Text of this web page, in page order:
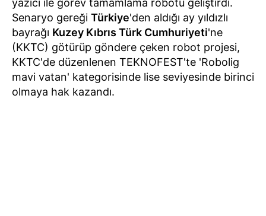
yazıcı ile görev tamamlama robotu geliştirdi.
Senaryo gereği Türkiye'den aldığı ay yıldızlı
bayrağı Kuzey Kıbrıs Türk Cumhuriyeti'ne
(KKTC) götürüp göndere çeken robot projesi,
KKTC'de düzenlenen TEKNOFEST'te 'Robolig
mavi vatan' kategorisinde lise seviyesinde birinci
olmaya hak kazandı.